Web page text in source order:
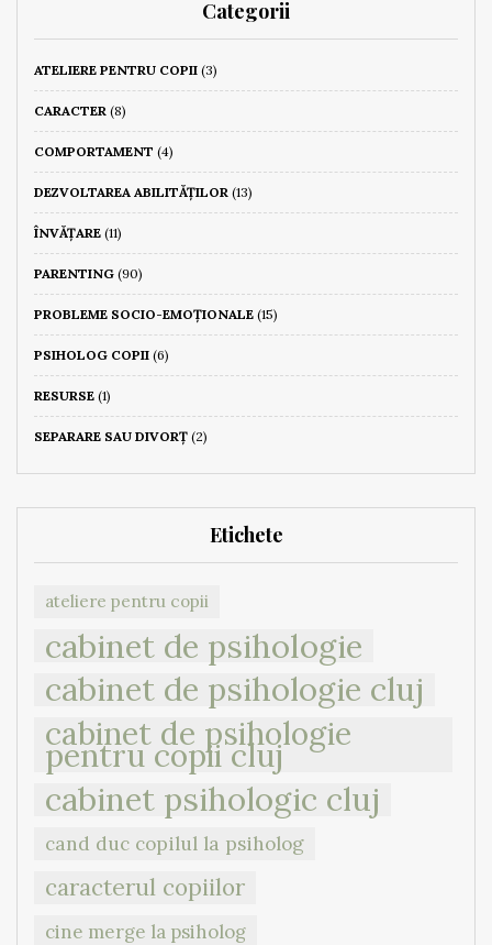
Categorii
ATELIERE PENTRU COPII (3)
CARACTER (8)
COMPORTAMENT (4)
DEZVOLTAREA ABILITĂȚILOR (13)
ÎNVĂȚARE (11)
PARENTING (90)
PROBLEME SOCIO-EMOȚIONALE (15)
PSIHOLOG COPII (6)
RESURSE (1)
SEPARARE SAU DIVORȚ (2)
Etichete
ateliere pentru copii
cabinet de psihologie
cabinet de psihologie cluj
cabinet de psihologie
pentru copii cluj
cabinet psihologic cluj
cand duc copilul la psiholog
caracterul copiilor
cine merge la psiholog